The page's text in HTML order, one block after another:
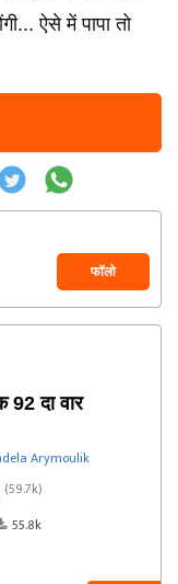
ऐसे में पापा तो
फॉलो
92 दा वार
Arymoulik
(59.7k)
55.8k